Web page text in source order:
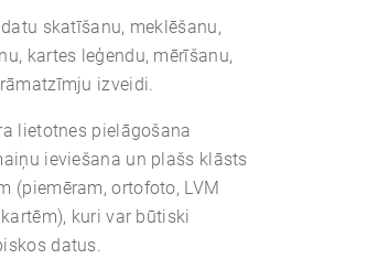
skatīšanu, meklēšanu,
kartes leģendu, mērīšanu,
izveidi.
lietotnes pielāgošana
ieviešana un plašs klāsts
(piemēram, ortofoto, LVM
kuri var būtiski
datus.